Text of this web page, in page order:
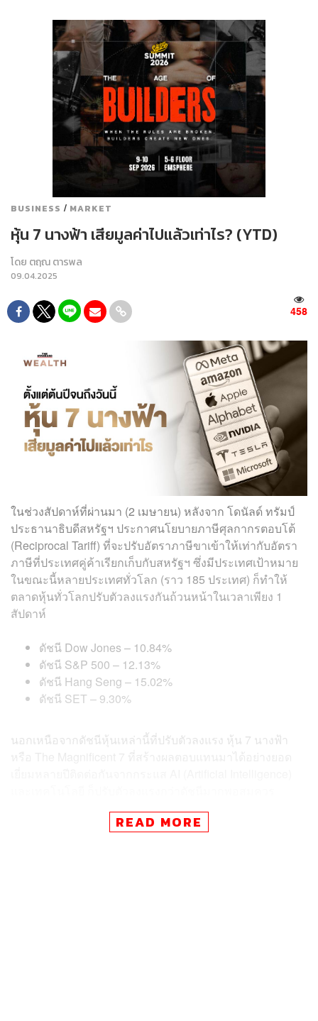
BUSINESS / MARKET
หุ้น 7 นางฟ้า เสียมูลค่าไปแล้วเท่าไร? (YTD)
โดย ตฤณ ตารพล
09.04.2025
458
ในช่วงสัปดาห์ที่ผ่านมา (2 เมษายน) หลังจาก โดนัลด์ ทรัมป์
ประธานาธิบดีสหรัฐฯ ประกาศนโยบายภาษีศุลกากรตอบโต้
(Reciprocal Tariff) ที่จะปรับอัตราภาษีขาเข้าให้เท่ากับอัตรา
ภาษีที่ประเทศคู่ค้าเรียกเก็บกับสหรัฐฯ ซึ่งมีประเทศเป้าหมาย
ในขณะนี้หลายประเทศทั่วโลก (ราว 185 ประเทศ) ก็ทำให้
ตลาดหุ้นทั่วโลกปรับตัวลงแรงกันถ้วนหน้าในเวลาเพียง 1
สัปดาห์
ดัชนี Dow Jones – 10.84%
ดัชนี S&P 500 – 12.13%
ดัชนี Hang Seng – 15.02%
ดัชนี SET – 9.30%
นอกเหนือจากดัชนีหุ้นเหล่านี้ที่ปรับตัวลงแรง หุ้น 7 นางฟ้า
ในบทความนี้ทีมงาน THE STANDARD WEALTH จะพาไป
READ MORE